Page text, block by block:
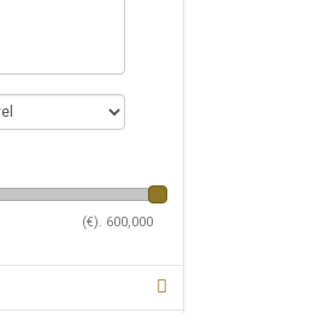
(€). 600,000